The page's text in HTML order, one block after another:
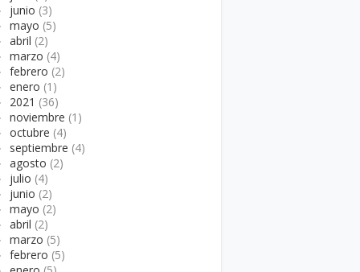
junio (3)
mayo (5)
abril (2)
marzo (4)
febrero (2)
enero (1)
2021 (36)
noviembre (1)
octubre (4)
septiembre (4)
agosto (2)
julio (4)
junio (2)
mayo (2)
abril (2)
marzo (5)
febrero (5)